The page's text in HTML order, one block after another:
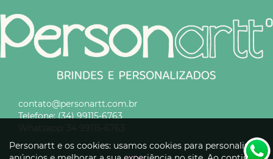
contato@personartt.com.br
Telefone:(34) 99115-6763
Whatsapp:
34 99115-6763
Personartt e os cookies: usamos cookies para personalizar